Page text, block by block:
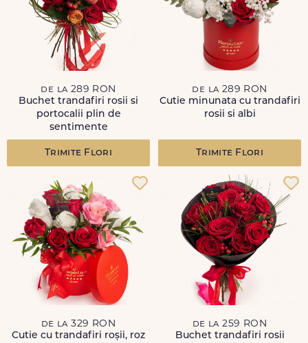
de la 289 RON
Buchet trandafiri rosii si
portocalii plin de
sentimente
Trimite Flori
de la 289 RON
Cutie minunata cu trandafiri
rosii si albi
Trimite Flori
de la 329 RON
Cutie cu trandafiri roșii, roz
de la 259 RON
Buchet trandafiri rosii